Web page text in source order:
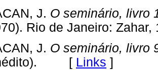
J. O seminário, livro
Rio de Janeiro:
J. O seminário, livro
[ Links ]